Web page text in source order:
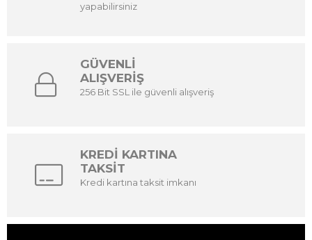
yapabilirsiniz
GÜVENLİ
ALIŞVERİŞ
256 Bit SSL ile güvenli alışveriş
KREDİ KARTINA
TAKSİT
Kredi kartına taksit imkanı